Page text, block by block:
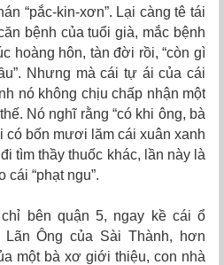
“pắc-kin-xơn”. Lại càng tê tái
bệnh của tuổi già, mắc bệnh
hoàng hôn, tàn đời rồi, “còn gì
Nhưng mà cái tự ái của cái
nó không chịu chấp nhận một
Nó nghĩ rằng “có khi ông, bà
có bốn mươi lăm cái xuân xanh
tìm thầy thuốc khác, lần này là
cái “phạt ngu”.
bên quận 5, ngay kề cái ổ
Ông của Sài Thành, hơn
một bà xơ giới thiệu, con nhà